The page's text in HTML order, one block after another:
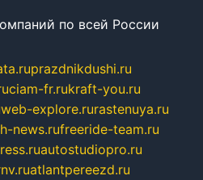
по всей России
prazdnikdushi.ru
ciam-fr.rukraft-you.ru
web-explore.rurastenuya.ru
news.rufreeride-team.ru
autostudiopro.ru
atlantpereezd.ru